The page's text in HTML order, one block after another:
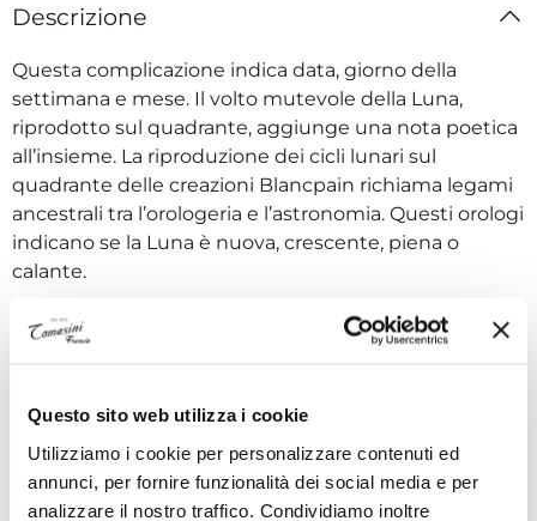
Questo sito web utilizza i cookie
Utilizziamo i cookie per personalizzare contenuti ed
annunci, per fornire funzionalità dei social media e per
analizzare il nostro traffico. Condividiamo inoltre
Descrizione
Questa complicazione indica data, giorno della
settimana e mese. Il volto mutevole della Luna,
riprodotto sul quadrante, aggiunge una nota poetica
all’insieme. La riproduzione dei cicli lunari sul
quadrante delle creazioni Blancpain richiama legami
ancestrali tra l’orologeria e l’astronomia. Questi orologi
indicano se la Luna è nuova, crescente, piena o
calante.
I VANTAGGI DI ACQUISTARE DA TOMASINI
FRANCIA